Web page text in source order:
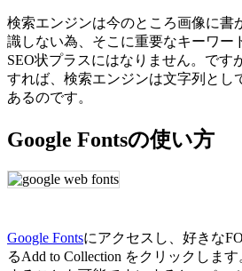
検索エンジンは今のところ画像に書
識しない為、そこに重要なキーワー
SEO状プラスにはなりません。です
すれば、検索エンジンは文字列とし
あるのです。
Google Fontsの使い方
Google Fontsにアクセスし、好きな
るAdd to Collection をクリックしま